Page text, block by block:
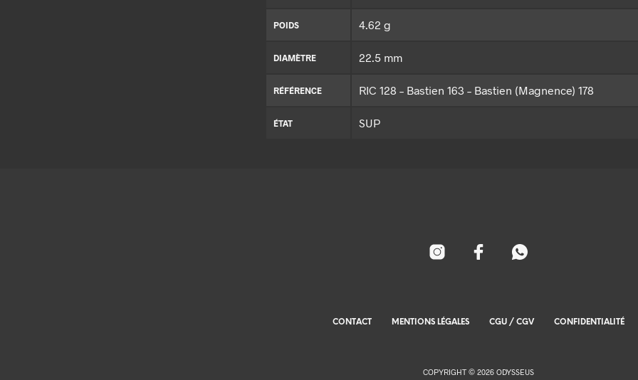
POIDS 4.62 g
DIAMÈTRE 22.5 mm
RÉFÉRENCE RIC 128 – Bastien 163 – Bastien (Magnence) 178
ÉTAT SUP
CONTACT MENTIONS LÉGALES CGU / CGV CONFIDENTIALITÉ
COPYRIGHT © 2026 ODYSSEUS